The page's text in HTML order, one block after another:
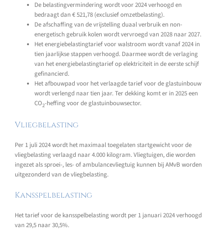
De belastingvermindering wordt voor 2024 verhoogd en
bedraagt dan € 521,78 (exclusief omzetbelasting).
De afschaffing van de vrijstelling duaal verbruik en non-
energetisch gebruik kolen wordt vervroegd van 2028 naar 2027.
Het energiebelastingtarief voor walstroom wordt vanaf 2024 in
tien jaarlijkse stappen verhoogd. Daarmee wordt de verlaging
van het energiebelastingtarief op elektriciteit in de eerste schijf
gefinancierd.
Het afbouwpad voor het verlaagde tarief voor de glastuinbouw
wordt verlengd naar tien jaar. Ter dekking komt er in 2025 een
CO2-heffing voor de glastuinbouwsector.
Vliegbelasting
Per 1 juli 2024 wordt het maximaal toegelaten startgewicht voor de
vliegbelasting verlaagd naar 4.000 kilogram. Vliegtuigen, die worden
ingezet als sproei-, les- of ambulancevliegtuig kunnen bij AMvB worden
uitgezonderd van de vliegbelasting.
Kansspelbelasting
Het tarief voor de kansspelbelasting wordt per 1 januari 2024 verhoogd
van 29,5 naar 30,5%.